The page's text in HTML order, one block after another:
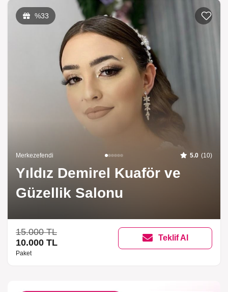
%33
Merkezefendi 5.0 (10)
Yıldız Demirel Kuaför ve
Güzellik Salonu
15.000 TL
10.000 TL
Paket
Teklif Al